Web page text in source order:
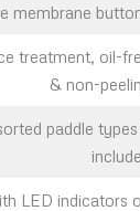
membrane
treatment, oil-
& non-
paddle types
LED indicators